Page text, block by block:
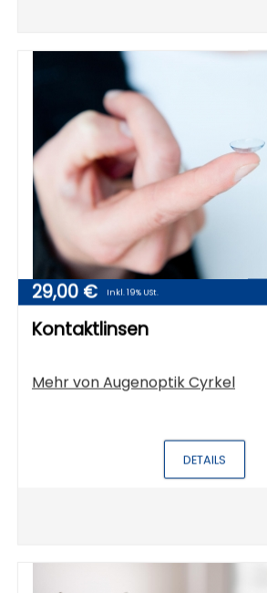
29,00 € Inkl. 19% USt.
Kontaktlinsen
Mehr vonAugenoptik Cyrkel
DETAILS